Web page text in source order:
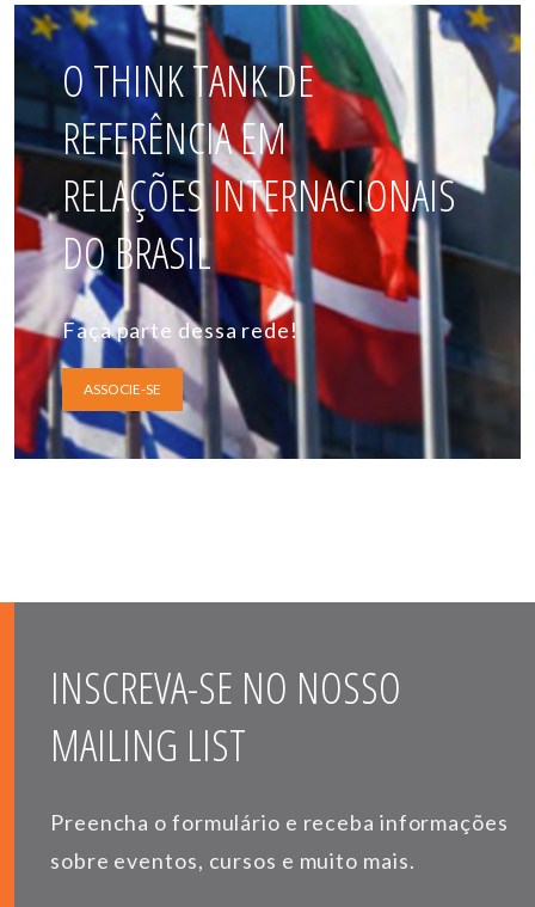
O THINK TANK DE
REFERÊNCIA EM
RELAÇÕES INTERNACIONAIS
DO BRASIL
Faça parte dessa rede!
ASSOCIE-SE
INSCREVA-SE NO NOSSO
MAILING LIST
Preencha o formulário e receba informações
sobre eventos, cursos e muito mais.